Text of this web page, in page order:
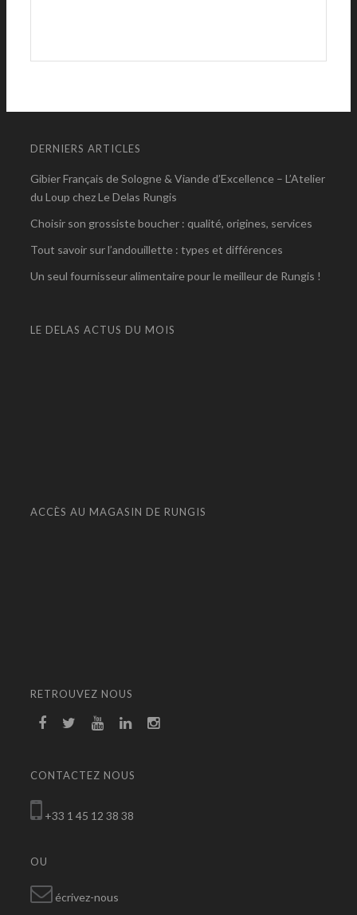
DERNIERS ARTICLES
Gibier Français de Sologne & Viande d’Excellence – L’Atelier
du Loup chez Le Delas Rungis
Choisir son grossiste boucher : qualité, origines, services
Tout savoir sur l’andouillette : types et différences
Un seul fournisseur alimentaire pour le meilleur de Rungis !
LE DELAS ACTUS DU MOIS
ACCÈS AU MAGASIN DE RUNGIS
RETROUVEZ NOUS
CONTACTEZ NOUS
+33 1 45 12 38 38
OU
écrivez-nous